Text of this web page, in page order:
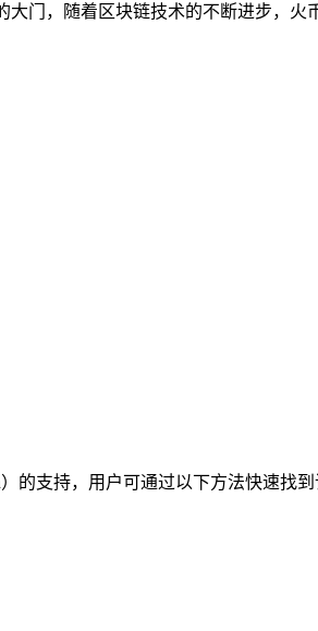
门，随着区块链技术的不断进步，
的支持，用户可通过以下方法快速找